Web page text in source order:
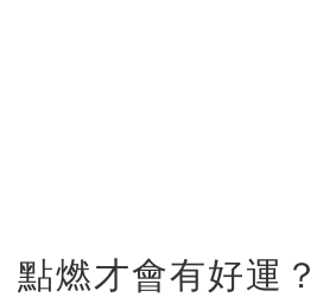
點燃才會有好運